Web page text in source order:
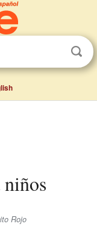
niños
Rojo